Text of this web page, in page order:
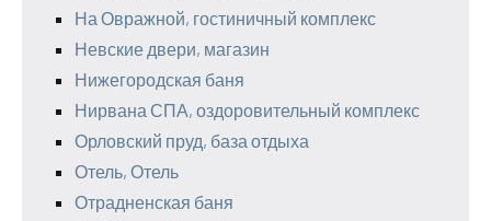
На Овражной, гостиничный комплекс
Невские двери, магазин
Нижегородская баня
Нирвана СПА, оздоровительный комплекс
Орловский пруд, база отдыха
Отель, Отель
Отрадненская баня